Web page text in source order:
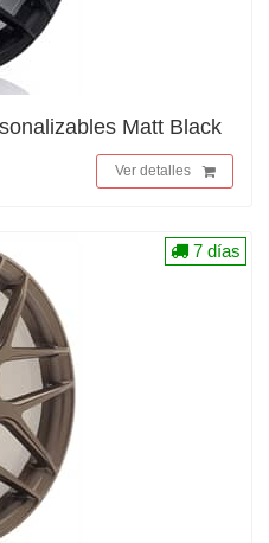
Matt Black
Ver detalles
7 días